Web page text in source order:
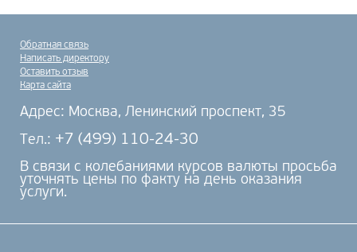
Обратная связь
Написать директору
Оставить отзыв
Карта сайта
Адрес: Москва, Ленинский проспект, 35
Тел.: +7 (499) 110-24-30
В связи с колебаниями курсов валюты просьба
уточнять цены по факту на день оказания
услуги.